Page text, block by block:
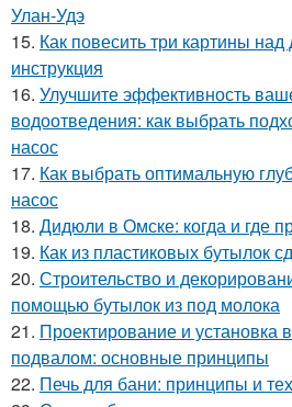
Улан-Удэ
15. Как повесить три картины
инструкция
16. Улучшите эффективность
водоотведения: как выбрать
насос
17. Как выбрать оптимальную
насос
18. Дидюли в Омске: когда и где
19. Как из пластиковых бутылок
20. Строительство и
помощью бутылок из под молока
21. Проектирование и установка
подвалом: основные принципы
22. Печь для бани: принципы и